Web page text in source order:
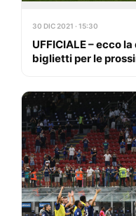
30 DIC 2021 · 15:30
UFFICIALE – ecco
biglietti per le